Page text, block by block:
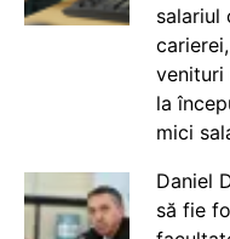
salariul
venituri
la
mici
Daniel
să fie